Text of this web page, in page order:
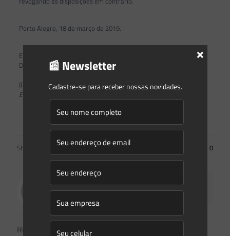
Porto Alegre, 18 de março de 2019.
Engª. Ftal Marjorie Kauffmann
Diretora-Presidente
(DOE – RS de 20.03.2019)
Este texto não substitui o publicado no DOE – RS de 20.03.2019.
Facebook Comments
Share 0
Saes Advogados
Related posts
📰 Newsletter
Cadastre-se para receber nossas novidades.
×